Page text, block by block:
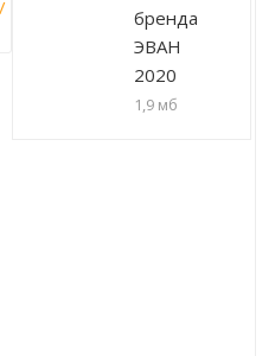
бренда
ЭВАН
2020
1,9 мб